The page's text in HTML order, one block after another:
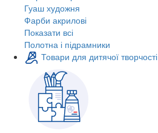
Гуаш художня
Фарби акрилові
Показати всі
Полотна і підрамники
Товари для дитячої творчості